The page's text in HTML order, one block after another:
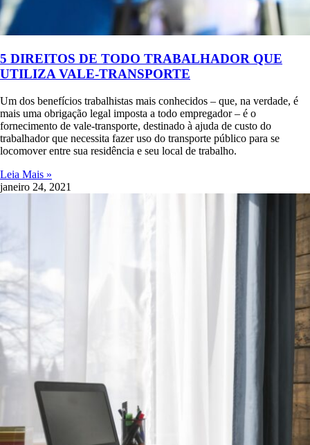
5 DIREITOS DE TODO TRABALHADOR QUE
UTILIZA VALE-TRANSPORTE
Um dos benefícios trabalhistas mais conhecidos – que, na verdade, é
mais uma obrigação legal imposta a todo empregador – é o
fornecimento de vale-transporte, destinado à ajuda de custo do
trabalhador que necessita fazer uso do transporte público para se
locomover entre sua residência e seu local de trabalho.
Leia Mais »
janeiro 24, 2021